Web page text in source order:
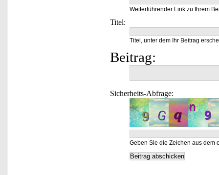
Weiterführender Link zu Ihrem
Titel:
Titel, unter dem Ihr Beitrag
Beitrag:
Sicherheits-Abfrage:
Geben Sie die Zeichen aus dem